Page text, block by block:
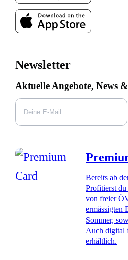
Newsletter
Aktuelle Angebote, News
Bereits ab
Profitierst
von freier
ermässigten
Sommer,
Auch digital
erhältlich.